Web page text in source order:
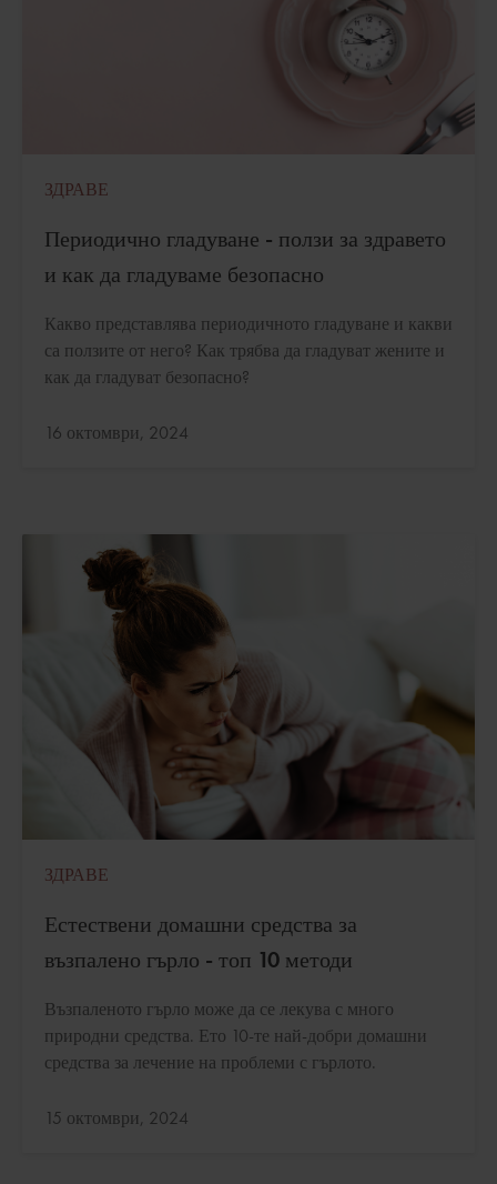
ЗДРАВЕ
Периодично гладуване - ползи за здравето
и как да гладуваме безопасно
Какво представлява периодичното гладуване и какви
са ползите от него? Как трябва да гладуват жените и
как да гладуват безопасно?
Актуализирано:
16 октомври, 2024
ЗДРАВЕ
Естествени домашни средства за
възпалено гърло - топ 10 методи
Възпаленото гърло може да се лекува с много
природни средства. Ето 10-те най-добри домашни
средства за лечение на проблеми с гърлото.
Актуализирано:
15 октомври, 2024